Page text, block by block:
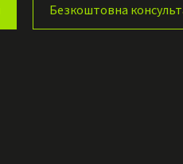
Безкоштовна